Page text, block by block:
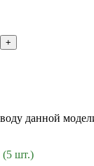
+
данной
(5 шт.)